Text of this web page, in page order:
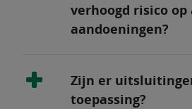
verhoogd risico op
aandoeningen?
Zijn er
toepassing?